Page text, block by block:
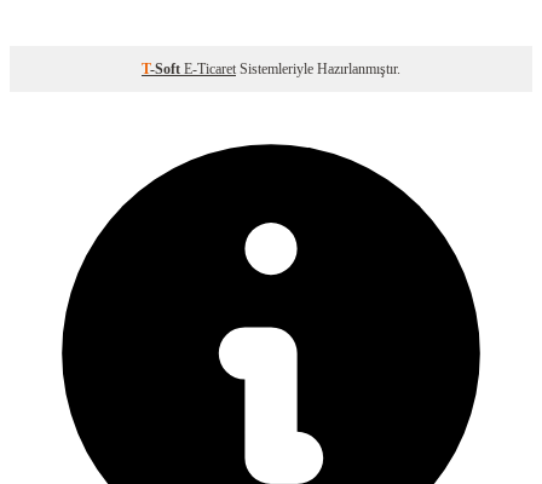
T-Soft E-Ticaret Sistemleriyle Hazırlanmıştır.